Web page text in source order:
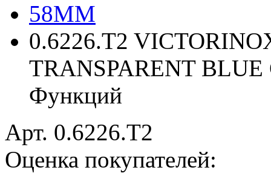
58MM
0.6226.T2
TRANSPARENT
Функций
Арт. 0.6226.T2
Оценка покупателей: